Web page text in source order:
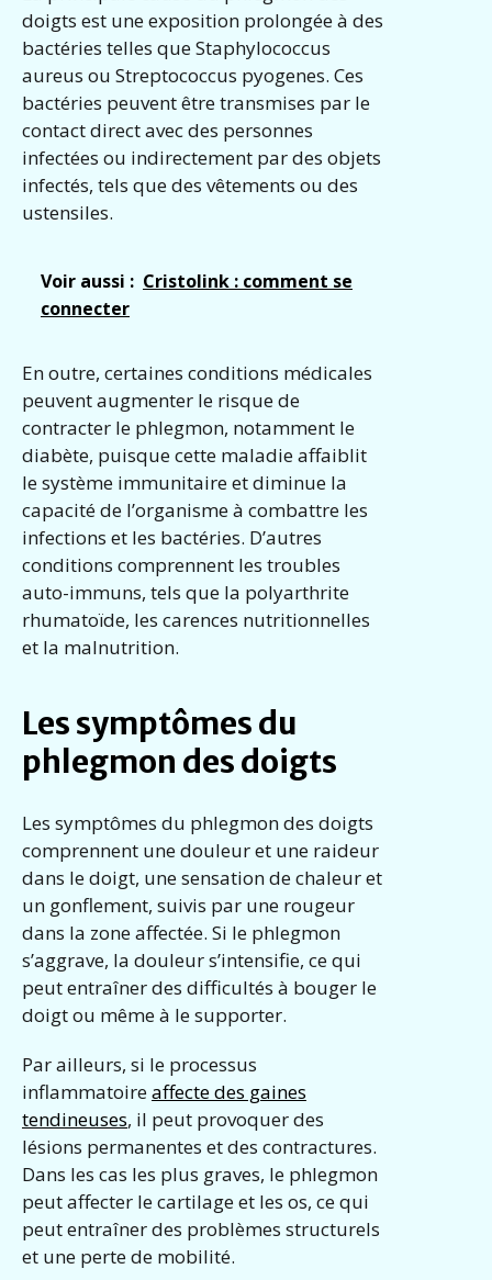
doigts est une exposition prolongée à des
bactéries telles que Staphylococcus
aureus ou Streptococcus pyogenes. Ces
bactéries peuvent être transmises par le
contact direct avec des personnes
infectées ou indirectement par des objets
infectés, tels que des vêtements ou des
ustensiles.
Voir aussi : Cristolink : comment se
connecter
En outre, certaines conditions médicales
peuvent augmenter le risque de
contracter le phlegmon, notamment le
diabète, puisque cette maladie affaiblit
le système immunitaire et diminue la
capacité de l’organisme à combattre les
infections et les bactéries. D’autres
conditions comprennent les troubles
auto-immuns, tels que la polyarthrite
rhumatoïde, les carences nutritionnelles
et la malnutrition.
Les symptômes du
phlegmon des doigts
Les symptômes du phlegmon des doigts
comprennent une douleur et une raideur
dans le doigt, une sensation de chaleur et
un gonflement, suivis par une rougeur
dans la zone affectée. Si le phlegmon
s’aggrave, la douleur s’intensifie, ce qui
peut entraîner des difficultés à bouger le
doigt ou même à le supporter.
Par ailleurs, si le processus
inflammatoireaffecte des gaines
tendineuses, il peut provoquer des
lésions permanentes et des contractures.
Dans les cas les plus graves, le phlegmon
peut affecter le cartilage et les os, ce qui
peut entraîner des problèmes structurels
et une perte de mobilité.